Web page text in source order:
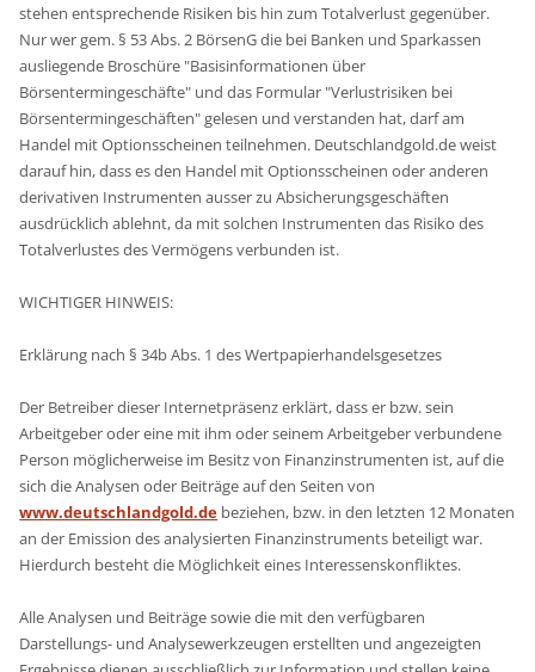
stehen entsprechende Risiken bis hin zum Totalverlust gegenüber.
Nur wer gem. § 53 Abs. 2 BörsenG die bei Banken und Sparkassen
ausliegende Broschüre "Basisinformationen über
Börsentermingeschäfte" und das Formular "Verlustrisiken bei
Börsentermingeschäften" gelesen und verstanden hat, darf am
Handel mit Optionsscheinen teilnehmen. Deutschlandgold.de weist
darauf hin, dass es den Handel mit Optionsscheinen oder anderen
derivativen Instrumenten ausser zu Absicherungsgeschäften
ausdrücklich ablehnt, da mit solchen Instrumenten das Risiko des
Totalverlustes des Vermögens verbunden ist.
WICHTIGER HINWEIS:
Erklärung nach § 34b Abs. 1 des Wertpapierhandelsgesetzes
Der Betreiber dieser Internetpräsenz erklärt, dass er bzw. sein
Arbeitgeber oder eine mit ihm oder seinem Arbeitgeber verbundene
Person möglicherweise im Besitz von Finanzinstrumenten ist, auf die
sich die Analysen oder Beiträge auf den Seiten von
www.deutschlandgold.de beziehen, bzw. in den letzten 12 Monaten
an der Emission des analysierten Finanzinstruments beteiligt war.
Hierdurch besteht die Möglichkeit eines Interessenskonfliktes.
Alle Analysen und Beiträge sowie die mit den verfügbaren
Darstellungs- und Analysewerkzeugen erstellten und angezeigten